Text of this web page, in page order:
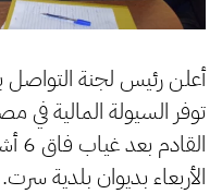
أعلن رئيس لجنة
توفر السيولة المالية في
الأربعاء بديوان بلدية سرت.